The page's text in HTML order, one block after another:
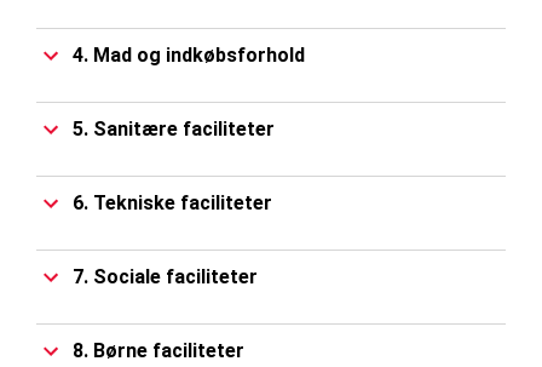
4. Mad og indkøbsforhold
5. Sanitære faciliteter
6. Tekniske faciliteter
7. Sociale faciliteter
8. Børne faciliteter